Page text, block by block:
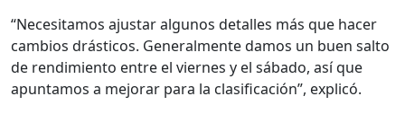
“Necesitamos ajustar algunos detalles más que hacer
cambios drásticos. Generalmente damos un buen salto
de rendimiento entre el viernes y el sábado, así que
apuntamos a mejorar para la clasificación”, explicó.